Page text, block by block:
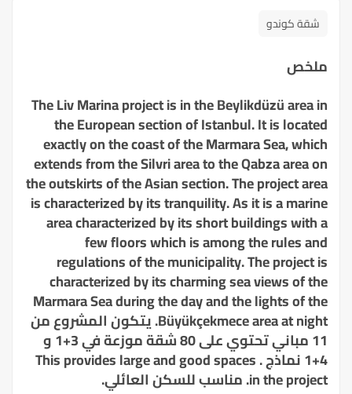
شقة كوندو
ملخص
The Liv Marinaproject is in the Beylikdüzü area in
the European section of Istanbul.It is located
exactly on the coast of the Marmara Sea,which
extends from the Silvri area to the Qabza area on
the outskirts of the Asian section.The project area
is characterized by its tranquility.As it is a marine
area characterized by its short buildings with a
few floors which is among the rules and
regulations of the municipality.The project is
characterized by its charming sea views of the
Marmara Sea during the day and the lights of the
Büyükçekmece area at night. يتكون المشروع من
11 مباني تحتوي على 80 شقة موزعة في 3+1 و
4+1 نماذج . This provides large and good spaces
in the project. مناسب للسكن العائلي.